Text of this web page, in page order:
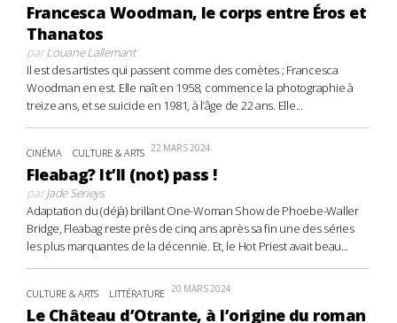
Francesca Woodman, le corps entre Éros et
Thanatos
parLouane Lallemant
Il est des artistes qui passent comme des comètes ; Francesca
Woodman en est. Elle naît en 1958, commence la photographie à
treize ans, et se suicide en 1981, à l’âge de 22 ans. Elle...
CINÉMA CULTURE & ARTS 22 MARS 2024
Fleabag? It’ll (not) pass !
parJade Serieys
Adaptation du (déjà) brillant One-Woman Show de Phoebe-Waller
Bridge, Fleabag reste près de cinq ans après sa fin une des séries
les plus marquantes de la décennie. Et, le Hot Priest avait beau...
CULTURE & ARTS LITTÉRATURE 20 MARS 2024
Le Château d’Otrante, à l’origine du roman